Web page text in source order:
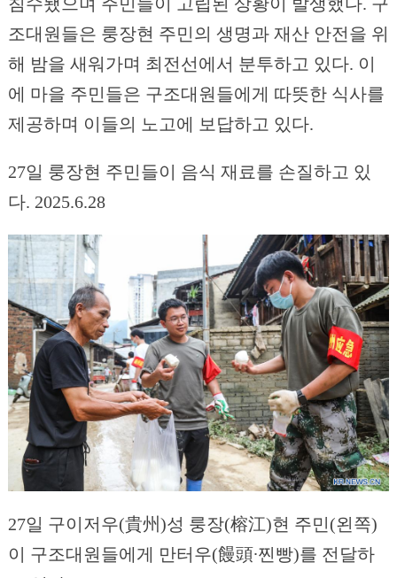
조대원들은 룽장현 주민의 생명과 재산 안전을 위
해 밤을 새워가며 최전선에서 분투하고 있다. 이
에 마을 주민들은 구조대원들에게 따뜻한 식사를
제공하며 이들의 노고에 보답하고 있다.
27일 룽장현 주민들이 음식 재료를 손질하고 있
다. 2025.6.28
27일 구이저우(貴州)성 룽장(榕江)현 주민(왼쪽)
이 구조대원들에게 만터우(饅頭∙찐빵)를 전달하